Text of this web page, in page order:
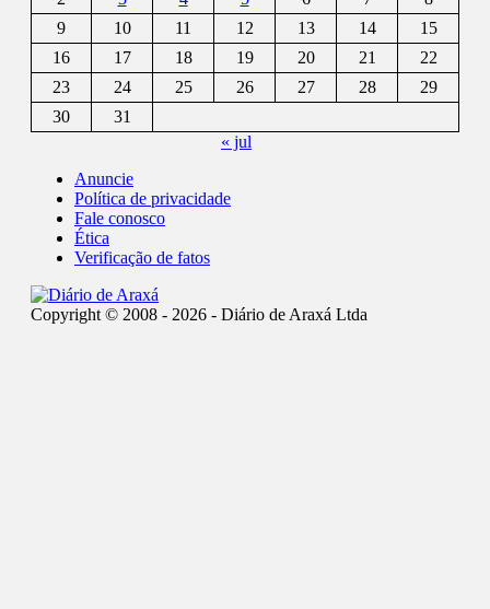
9
10 11 12 13 14
15
16
17 18 19 20 21
22
23
24 25 26 27 28
29
30
31
« jul
Anuncie
Política de privacidade
Fale conosco
Ética
Verificação de fatos
Copyright © 2008 - 2026 - Diário de Araxá Ltda